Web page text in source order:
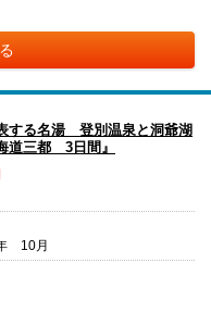
する名湯 登別温泉と洞爺湖
道三都 3日間』
10月